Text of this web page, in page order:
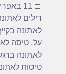
o
o
k
פורסם
בתאריך
11 באפריל 2016
דילים
לאתונה
על,טיסה
לאתונה
טיסות